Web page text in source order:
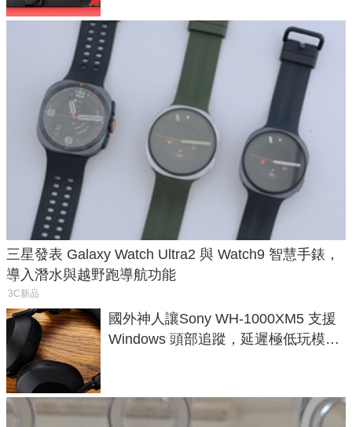
三星發表 Galaxy Watch Ultra2 與 Watch9 智慧手錶，
導入潛水與越野跑導航功能
3C新品
國外神人讓Sony WH-1000XM5 支援
Windows 頭部追蹤，延遲極低玩模擬